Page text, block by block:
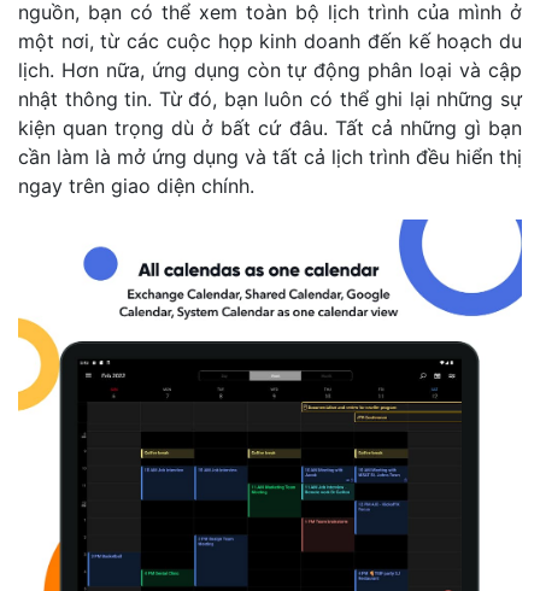
nguồn, bạn có thể xem toàn bộ lịch trình của mình ở
một nơi, từ các cuộc họp kinh doanh đến kế hoạch du
lịch. Hơn nữa, ứng dụng còn tự động phân loại và cập
nhật thông tin. Từ đó, bạn luôn có thể ghi lại những sự
kiện quan trọng dù ở bất cứ đâu. Tất cả những gì bạn
cần làm là mở ứng dụng và tất cả lịch trình đều hiển thị
ngay trên giao diện chính.